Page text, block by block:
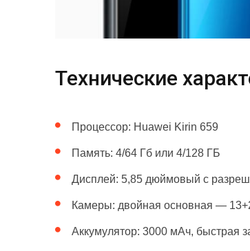
Технические
Процессор: Huawei Kirin 659
Память: 4/64 Гб или 4/128 ГБ
Дисплей: 5,85 дюймовый с
Камеры: двойная основная —
Аккумулятор: 3000 мАч, быстрая